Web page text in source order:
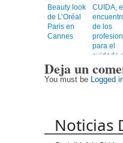
Beauty look
de L’Oréal
Paris en
Cannes
CUIDA, el
de los
para el
cuidado
mayores
Deja un
You must be Logged
Noticias